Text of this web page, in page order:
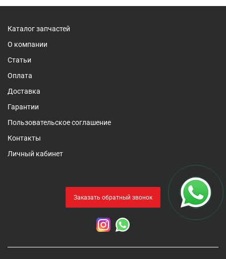
Каталог запчастей
О компании
Статьи
Оплата
Доставка
Гарантии
Пользовательское соглашение
Контакты
Личный кабинет
Заказать обратный звонок